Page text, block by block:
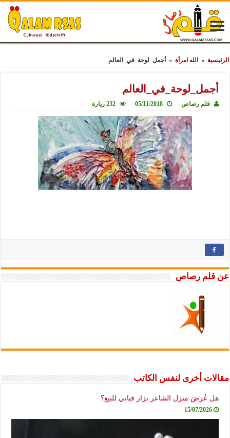
الرئيسية » الله امرأة » أجمل_لوحة_في_العالم
أجمل_لوحة_في_العالم
قلم رصاص 05/11/2018 232 زيارة
عن قلم رصاص
مقالات أخرى لنفس الكاتب
هل عُرضَ منزل الشاعر نزار قباني للبيع؟
15/07/2026